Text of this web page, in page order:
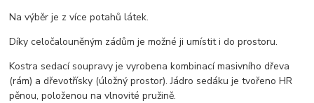
Na výběr je z více potahů látek.
Díky celočalouněným zádům je možné ji umístit i do prostoru.
Kostra sedací soupravy je vyrobena kombinací masivního dřeva
(rám) a dřevotřísky (úložný prostor). Jádro sedáku je tvořeno HR
pěnou, položenou na vlnovité pružině.